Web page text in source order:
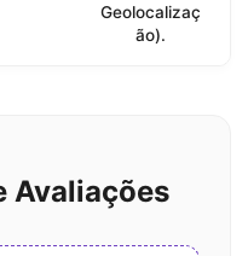
Geolocalizaç
ão).
Avaliações